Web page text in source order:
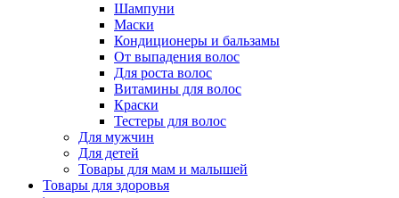
Шампуни
Маски
Кондиционеры и бальзамы
От выпадения волос
Для роста волос
Витамины для волос
Краски
Тестеры для волос
Для мужчин
Для детей
Товары для мам и малышей
Товары для здоровья